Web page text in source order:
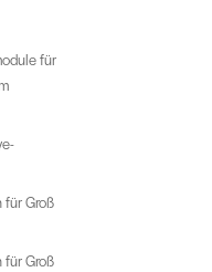
für
Groß
Groß